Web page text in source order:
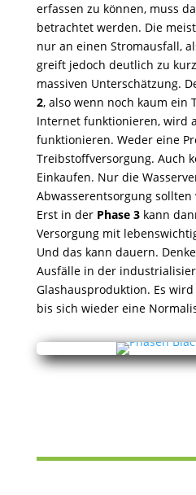
erfassen zu können, muss
betrachtet werden. Die
nur an einen Stromausfall,
greift jedoch deutlich zu
massiven Unterschätzung.
2, also wenn noch kaum ein
Internet funktionieren, wird
funktionieren. Weder eine
Treibstoffversorgung. Auch
Einkaufen. Nur die
Abwasserentsorgung
Erst in der Phase 3kann
Versorgung mit
Und das kann dauern.
Ausfälle in der
Glashausproduktion. Es
bis sich wieder eine